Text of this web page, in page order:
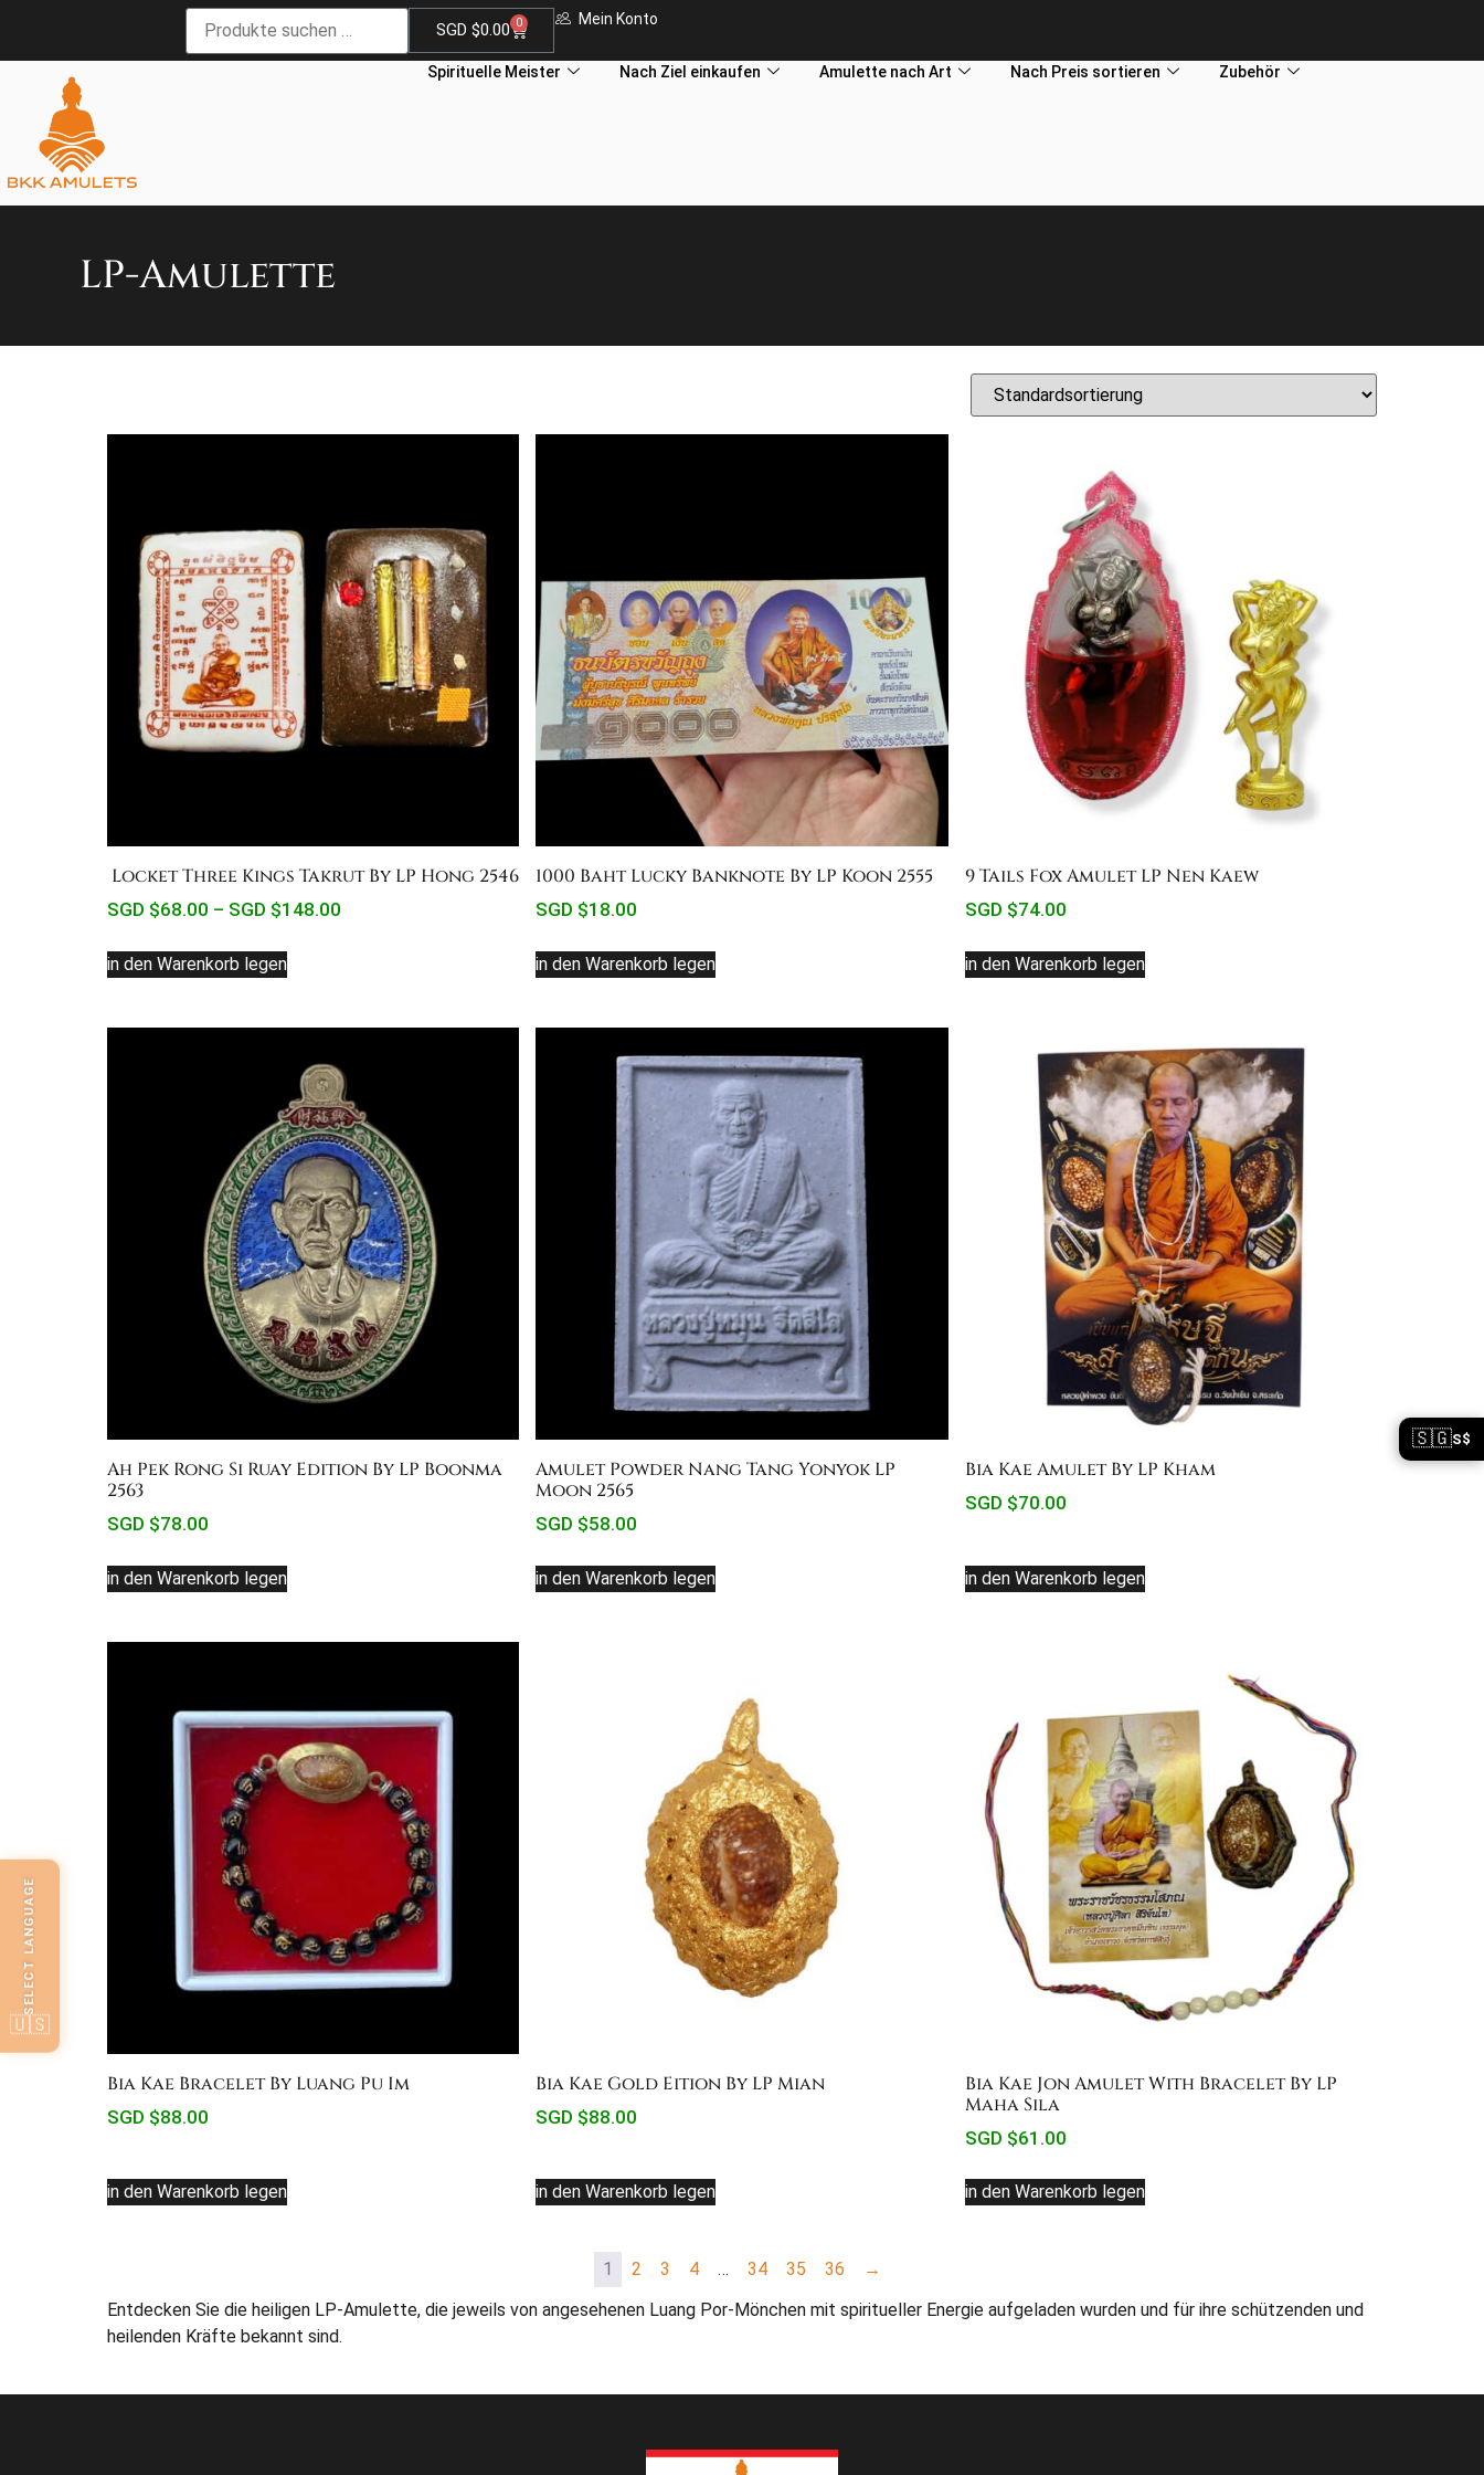
SGD $0.00 0 Mein Konto
Spirituelle Meister Nach Ziel einkaufen Amulette nach Art Nach Preis sortieren Zubehör
LP-Amulette
Locket Three Kings Takrut By LP Hong 2546
SGD $68.00 – SGD $148.00
in den Warenkorb legen
1000 Baht Lucky Banknote By LP Koon 2555
SGD $18.00
in den Warenkorb legen
9 Tails Fox Amulet LP Nen Kaew
SGD $74.00
in den Warenkorb legen
Ah Pek Rong Si Ruay Edition By LP Boonma
2563
SGD $78.00
in den Warenkorb legen
Amulet Powder Nang Tang Yonyok LP
Moon 2565
SGD $58.00
in den Warenkorb legen
Bia Kae Amulet By LP Kham
SGD $70.00
in den Warenkorb legen
Bia Kae Bracelet By Luang Pu Im
SGD $88.00
in den Warenkorb legen
Bia Kae Gold Eition By LP Mian
SGD $88.00
in den Warenkorb legen
Bia Kae Jon Amulet With Bracelet By LP
Maha Sila
SGD $61.00
in den Warenkorb legen
1 2 3 4 … 34 35 36
→
Entdecken Sie die heiligen LP-Amulette, die jeweils von angesehenen Luang Por-Mönchen mit spiritueller Energie aufgeladen wurden und für ihre schützenden und
heilenden Kräfte bekannt sind.
SELECT LANGUAGE
🇺🇸
🇸🇬S$